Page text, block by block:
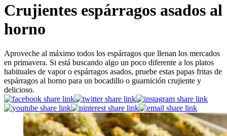
Crujientes espárragos asados al
horno
Aproveche al máximo todos los espárragos que llenan los mercados
en primavera. Si está buscando algo un poco diferente a los platos
habituales de vapor o espárragos asados, pruebe estas papas fritas de
espárragos al horno para un bocadillo o guarnición crujiente y
delicioso.